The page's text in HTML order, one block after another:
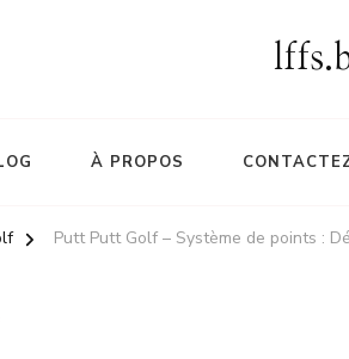
À PROPOS
Putt Putt Golf – Système de points :